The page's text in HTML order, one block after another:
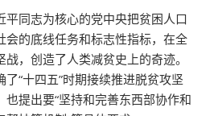
平同志为核心的党中央把贫困人口
会的底线任务和标志性指标，在全
，创造了人类减贫史上的奇迹。
“十四五”时期接续推进脱贫攻坚
提出要“坚持和完善东西部协作和